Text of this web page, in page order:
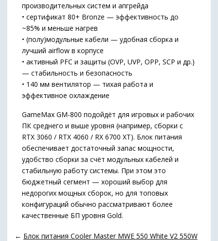
производительных систем и апгрейда
• сертификат 80+ Bronze — эффективность до
~85% и меньше нагрев
• (полу)модульные кабели — удобная сборка и
лучший airflow в корпусе
• активный PFC и защиты (OVP, UVP, OPP, SCP и др.)
— стабильность и безопасность
• 140 мм вентилятор — тихая работа и
эффективное охлаждение
GameMax GM-800 подойдёт для игровых и рабочих
ПК среднего и выше уровня (например, сборки с
RTX 3060 / RTX 4060 / RX 6700 XT). Блок питания
обеспечивает достаточный запас мощности,
удобство сборки за счёт модульных кабелей и
стабильную работу системы. При этом это
бюджетный сегмент — хороший выбор для
недорогих мощных сборок, но для топовых
конфигураций обычно рассматривают более
качественные БП уровня Gold.
← Блок питания Cooler Master MWE 550 White V2 550W